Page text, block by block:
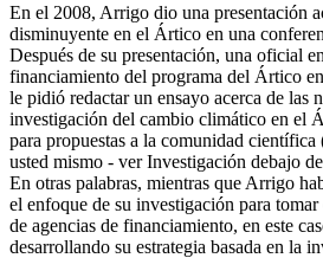
En el 2008, Arrigo dio una presentación
disminuyente en el Ártico en una
Después de su presentación, una oficial
financiamiento del programa del Ártico
le pidió redactar un ensayo acerca de las
investigación del cambio climático en el
para propuestas a la comunidad
usted mismo - ver Investigación debajo
En otras palabras, mientras que Arrigo
el enfoque de su investigación para
de agencias de financiamiento, en este
desarrollando su estrategia basada en la